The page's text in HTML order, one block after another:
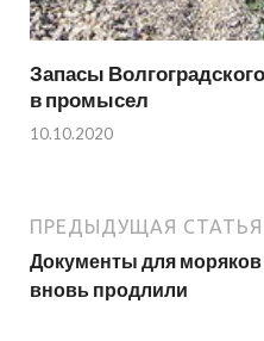
Запасы
в промысел
10.10.2020
ПРЕДЫДУЩАЯ СТАТЬЯ
Документы для моряков
вновь продлили